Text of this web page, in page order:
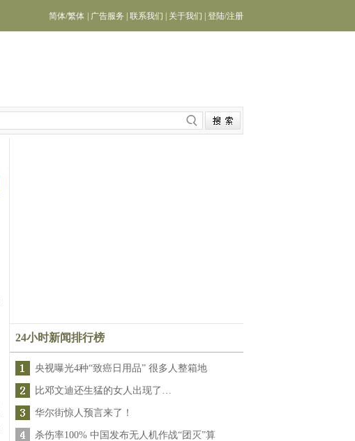
简体/繁体 广告服务 联系我们 关于我们 登陆/注册
24小时新闻排行榜
央视曝光4种“致癌日用品” 很多人整箱地
比邓文迪还生猛的女人出现了…
华尔街惊人预言来了！
杀伤率100% 中国发布无人机作战“团灭”算